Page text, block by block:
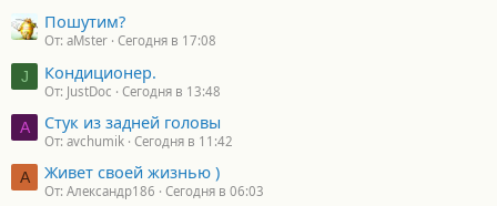
Пошутим?
От: aMster Сегодня в 17:08
J Кондиционер.
От: JustDoc Сегодня в 13:48
A Стук из задней головы
От: avchumik Сегодня в 11:42
А Живет своей жизнью )
От: Александр186 Сегодня в 06:03